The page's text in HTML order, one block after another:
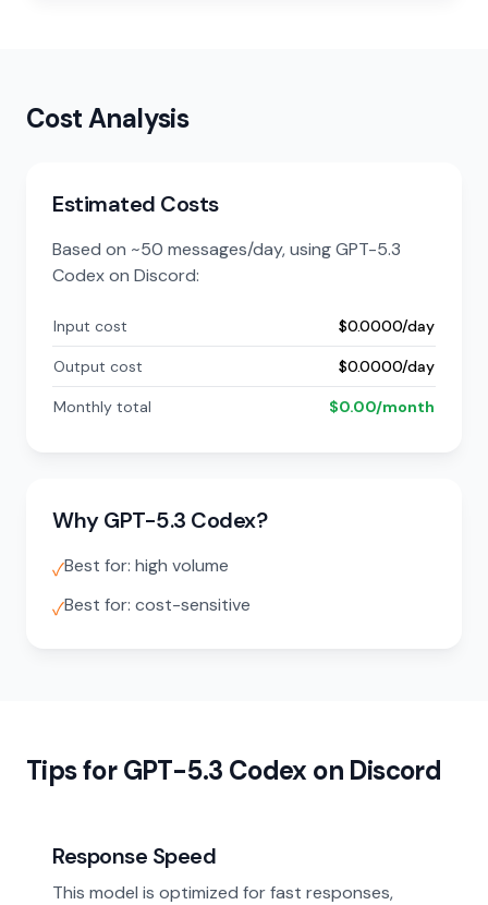
Cost Analysis
Estimated Costs
Based on ~50 messages/day, using GPT-5.3
Codex on Discord:
Input cost $0.0000/day
Output cost $0.0000/day
Monthly total $0.00/month
Why GPT-5.3 Codex?
✓Best for: high volume
✓Best for: cost-sensitive
Tips for GPT-5.3 Codex on Discord
Response Speed
This model is optimized for fast responses,